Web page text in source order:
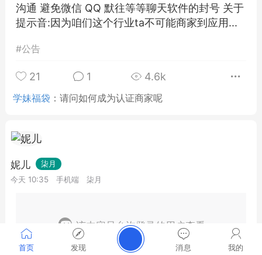
首页 发现 消息 我的
沟通 避免微信 QQ 默往等等聊天软件的封号 关于
提示音:因为咱们这个行业ta不可能商家到应用...
#公告
21 1 4.6k
学妹福袋 ：请问如何成为认证商家呢
妮儿
柒月
今天 10:35
手机端 柒月
该内容只允许登录的用户查看